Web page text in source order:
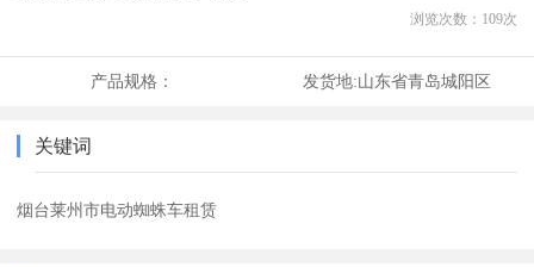
浏览次数： 109次
产品规格： 发货地:山东省青岛城阳区
关键词
烟台莱州市电动蜘蛛车租赁